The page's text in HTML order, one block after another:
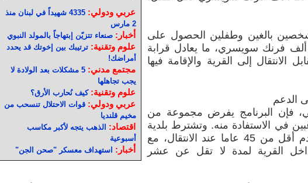
عربي ودولي:
4335 شهيداً في لبنان منذ
2 مارس
أخبار:صنعاء تتزيّن إبتهاجاً بالمولد النبوي
علوم وتقنية:ترتيبك بين إخوتك قد يحدد
أمراضك!
مجتمع مدني:
5 مشكلات بعد الولادة لا
يجب تجاهلها
علوم وتقنية:كيف نُحارب الأرق؟
عربي ودولي:قوات الاحتلال تنسحب من
مخيم قلنديا
اقتصاد: الذهب يتجه لأكبر مكاسب
أسبوعية
أخبار: استهداف معسكر "صحن الجن"
بالغين وطفلين الحصول على
دعم إجمالي يصل إلى 70 ألف فرنك سويسري، ما يعادل قرابة
الانتقال إلى القرية والإقامة فيها
الدعم
فإن البرنامج يفرض مجموعة من
في الاستفادة منه. وتشترط بلدية
ألبينن أن يكون عمر المتقدم أقل من 45 عاما عند الانتقال، مع
داخل القرية لمدة لا تقل عن عشر